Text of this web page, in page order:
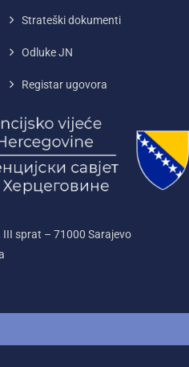
Strateški dokumenti
Odluke JN
Registar ugovora
III sprat – 71000‌ Sarajevo